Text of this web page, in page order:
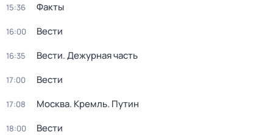
15:36 Факты
16:00 Вести
16:35 Вести. Дежурная часть
17:00 Вести
17:08 Москва. Кремль. Путин
18:00 Вести